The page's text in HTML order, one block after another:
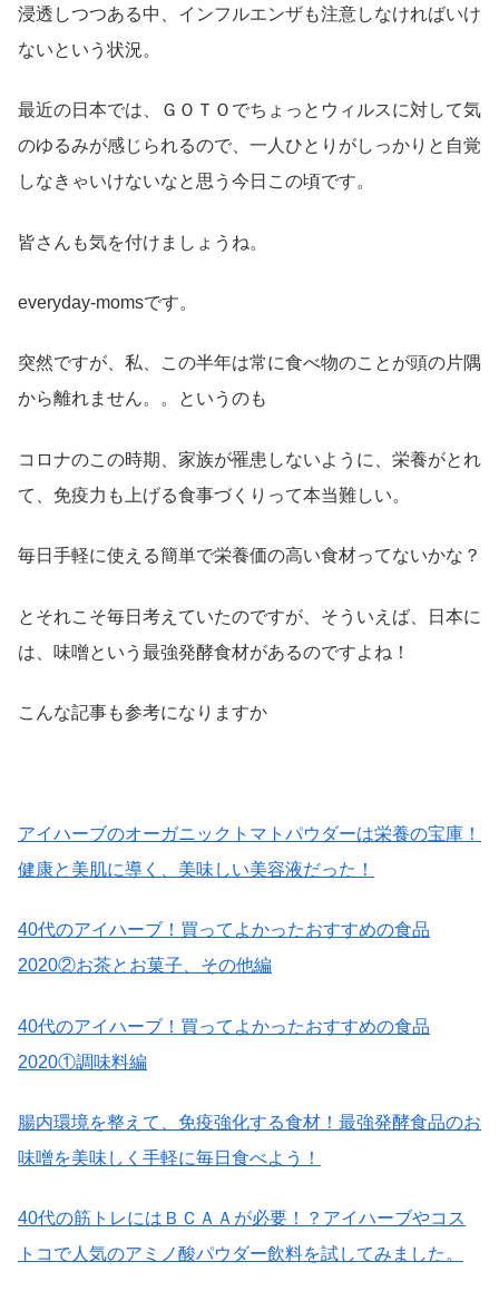
浸透しつつある中、インフルエンザも注意しなければいけ
ないという状況。
最近の日本では、ＧＯＴＯでちょっとウィルスに対して気
のゆるみが感じられるので、一人ひとりがしっかりと自覚
しなきゃいけないなと思う今日この頃です。
皆さんも気を付けましょうね。
everyday-momsです。
突然ですが、私、この半年は常に食べ物のことが頭の片隅
から離れません。。というのも
コロナのこの時期、家族が罹患しないように、栄養がとれ
て、免疫力も上げる食事づくりって本当難しい。
毎日手軽に使える簡単で栄養価の高い食材ってないかな？
とそれこそ毎日考えていたのですが、そういえば、日本に
は、味噌という最強発酵食材があるのですよね！
こんな記事も参考になりますか
アイハーブのオーガニックトマトパウダーは栄養の宝庫！
健康と美肌に導く、美味しい美容液だった！
40代のアイハーブ！買ってよかったおすすめの食品
2020②お茶とお菓子、その他編
40代のアイハーブ！買ってよかったおすすめの食品
2020①調味料編
腸内環境を整えて、免疫強化する食材！最強発酵食品のお
味噌を美味しく手軽に毎日食べよう！
40代の筋トレにはＢＣＡＡが必要！？アイハーブやコス
トコで人気のアミノ酸パウダー飲料を試してみました。